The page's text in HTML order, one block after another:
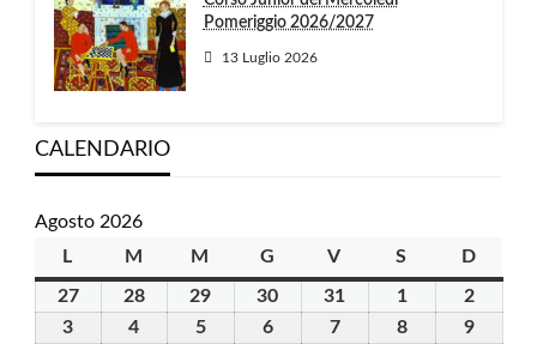
Pomeriggio 2026/2027
13 Luglio 2026
CALENDARIO
Agosto 2026
L
M martedì
M mercoledì
G giovedìV venerdì
S sabatoD
2727
Luglio
2828
29 30 31 11
Agosto
22
Agosto
3 4 55
66
77
88
99